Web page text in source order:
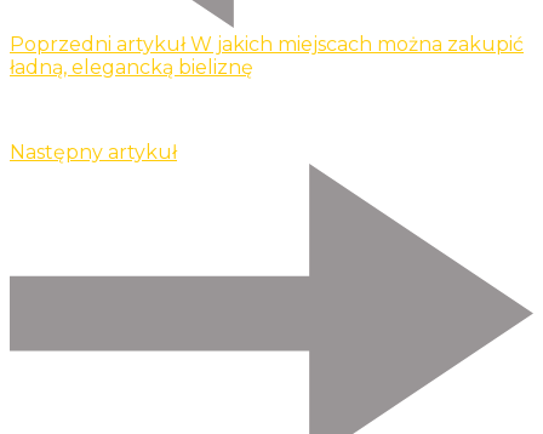
Poprzedni artykuł W jakich miejscach można zakupić
ładną, elegancką bieliznę
Następny artykuł